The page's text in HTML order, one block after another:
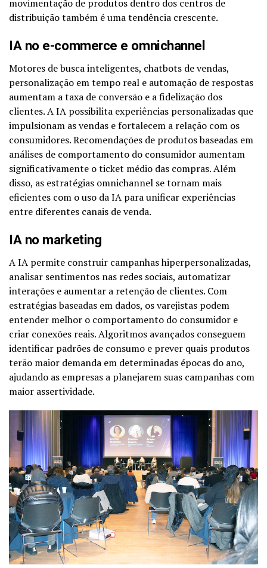
movimentação de produtos dentro dos centros de
distribuição também é uma tendência crescente.
IA no e-commerce e omnichannel
Motores de busca inteligentes, chatbots de vendas,
personalização em tempo real e automação de respostas
aumentam a taxa de conversão e a fidelização dos
clientes. A IA possibilita experiências personalizadas que
impulsionam as vendas e fortalecem a relação com os
consumidores. Recomendações de produtos baseadas em
análises de comportamento do consumidor aumentam
significativamente o ticket médio das compras. Além
disso, as estratégias omnichannel se tornam mais
eficientes com o uso da IA para unificar experiências
entre diferentes canais de venda.
IA no marketing
A IA permite construir campanhas hiperpersonalizadas,
analisar sentimentos nas redes sociais, automatizar
interações e aumentar a retenção de clientes. Com
estratégias baseadas em dados, os varejistas podem
entender melhor o comportamento do consumidor e
criar conexões reais. Algoritmos avançados conseguem
identificar padrões de consumo e prever quais produtos
terão maior demanda em determinadas épocas do ano,
ajudando as empresas a planejarem suas campanhas com
maior assertividade.